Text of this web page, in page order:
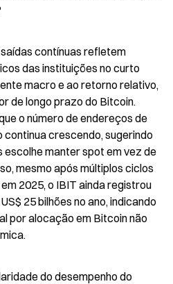
contínuas refletem
das instituições no curto
macro e ao retorno relativo,
de longo prazo do Bitcoin.
o número de endereços de
crescendo, sugerindo
manter spot em vez de
mesmo após múltiplos ciclos
2025, o IBIT ainda registrou
25 bilhões no ano, indicando
por alocação em Bitcoin não
do desempenho do